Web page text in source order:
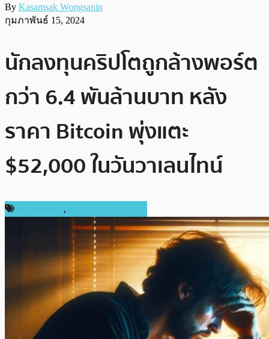
By Kasamsak Wongsanin
กุมภาพันธ์ 15, 2024
นักลงทุนคริปโตถูกล้างพอร์ต
กว่า 6.4 พันล้านบาท หลัง
ราคา Bitcoin พุ่งแตะ
$52,000 ในวันวาเลนไทน์
,